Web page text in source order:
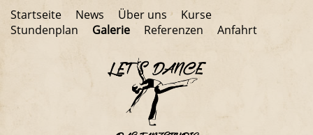
Startseite News Über uns
Kurse
Stundenplan
Galerie Referenzen Anfahrt